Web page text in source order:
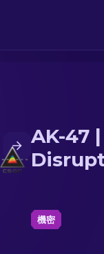
AK-47
機密